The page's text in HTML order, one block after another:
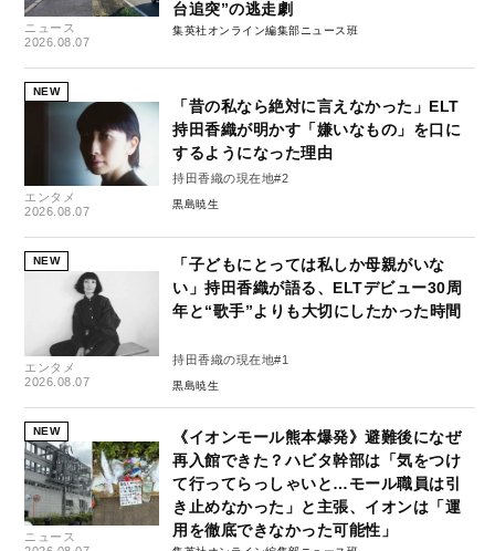
ニュース
2026.08.07
台追突”の逃走劇
集英社オンライン編集部ニュース班
NEW
エンタメ
2026.08.07
「昔の私なら絶対に言えなかった」ELT
持田香織が明かす「嫌いなもの」を口に
するようになった理由
持田香織の現在地#2
黒島暁生
NEW
エンタメ
2026.08.07
「子どもにとっては私しか母親がいな
い」持田香織が語る、ELTデビュー30周
年と“歌手”よりも大切にしたかった時間
持田香織の現在地#1
黒島暁生
NEW
ニュース
《イオンモール熊本爆発》避難後になぜ
再入館できた？ハビタ幹部は「気をつけ
て行ってらっしゃいと…モール職員は引
き止めなかった」と主張、イオンは「運
用を徹底できなかった可能性」